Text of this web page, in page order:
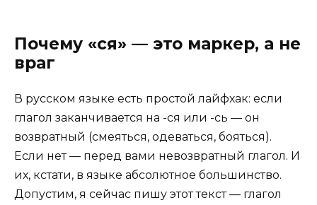
Почему «ся» — это маркер, а не
враг
В русском языке есть простой лайфхак: если
глагол заканчивается на -ся или -сь — он
возвратный (смеяться, одеваться, бояться).
Если нет — перед вами невозвратный глагол. И
их, кстати, в языке абсолютное большинство.
Допустим, я сейчас пишу этот текст — глагол